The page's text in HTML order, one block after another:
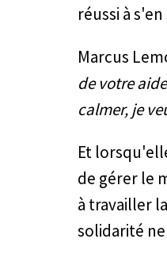
réussi à
Marcus
de votre
calmer, je
Et
de gérer le
à travailler
solidarité